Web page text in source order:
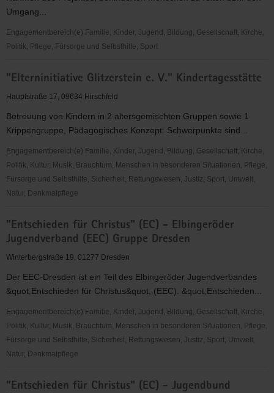
Umgang...
Engagementbereich(e) Familie, Kinder, Jugend, Bildung, Gesellschaft, Kirche,
Politik, Pflege, Fürsorge und Selbsthilfe, Sport
Grenzreiter"
e.
"Elterninitiative Glitzerstein e. V." Kindertagesstätte
Hauptstraße 17, 09634 Hirschfeld
Betreuung von Kindern in 2 altersgemischten Gruppen sowie 1
Krippengruppe, Pädagogisches Konzept: Schwerpunkte sind...
Engagementbereich(e) Familie, Kinder, Jugend, Bildung, Gesellschaft, Kirche,
Politik, Kultur, Musik, Brauchtum, Menschen in besonderen Situationen, Pflege,
Fürsorge und Selbsthilfe, Sicherheit, Rettungswesen, Justiz, Sport, Umwelt,
Natur, Denkmalpflege
Glitzerstein
e.
V."
"Entschieden für Christus" (EC) - Elbingeröder
Jugendverband (EEC) Gruppe Dresden
Winterbergstraße 19, 01277 Dresden
Der EEC-Dresden ist ein Teil des Elbingeröder Jugendverbandes
&quot;Entschieden für Christus&quot; (EEC). &quot;Entschieden...
Engagementbereich(e) Familie, Kinder, Jugend, Bildung, Gesellschaft, Kirche,
Politik, Kultur, Musik, Brauchtum, Menschen in besonderen Situationen, Pflege,
Fürsorge und Selbsthilfe, Sicherheit, Rettungswesen, Justiz, Sport, Umwelt,
Natur, Denkmalpflege
für
"Entschieden für Christus" (EC) - Jugendbund